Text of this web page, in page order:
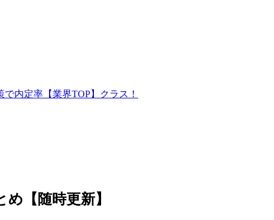
内定率【業界TOP】クラス！
【随時更新】